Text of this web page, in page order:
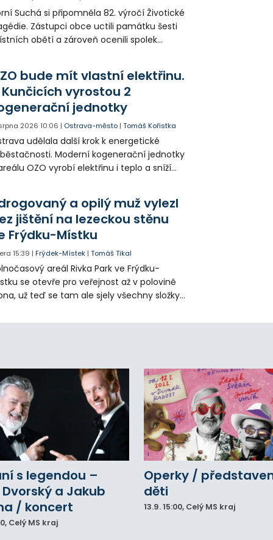
Suchá si připomněla 82. výročí Životické
Zástupci obce uctili památku šesti
obětí a zároveň ocenili spolek
bude mít vlastní elektřinu.
Kunčicích vyrostou 2
jednotky
2026 10:06 | Ostrava-město |Tomáš Kořistka
udělala další krok k energetické
Moderní kogenerační jednotky
OZO vyrobí elektřinu i teplo a sníží
a opilý muž vylezl
jištění na lezeckou stěnu
Frýdku-Místku
15:39 |Frýdek-Místek |Tomáš Tikal
areál Rivka Park ve Frýdku-
se otevře pro veřejnost až v polovině
už teď se tam ale sjely všechny složky
opilého muže pod vlivem drog do
s legendou –
a Jakub
/ koncert
, Celý MS kraj
Operky /
děti
13.9.15:00, Celý MS kraj